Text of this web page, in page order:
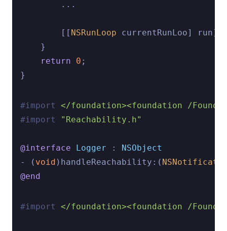
        ...
        [[
NSRunLoop currentRunLoo] run];
    }
return
0 ;
#import </foundation><foundation /
#import
"Reachability.h"
@interface Logger : NSObject
- ( void )handleReachability:(
@end
#import </foundation><foundation /